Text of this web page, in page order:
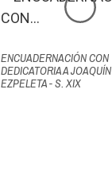
ENCUADERNACIÓN CON
DEDICATORIA A JOAQUÍN
EZPELETA - S. XIX